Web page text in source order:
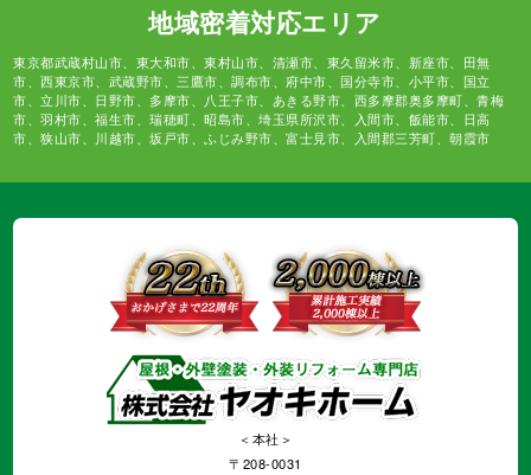
地域密着対応エリア
東京都武蔵村山市、東大和市、東村山市、清瀬市、東久留米市、新座市、田無
市、西東京市、武蔵野市、三鷹市、調布市、府中市、国分寺市、小平市、国立
市、立川市、日野市、多摩市、八王子市、あきる野市、西多摩郡奥多摩町、青梅
市、羽村市、福生市、瑞穂町、昭島市、埼玉県所沢市、入間市、飯能市、日高
市、狭山市、川越市、坂戸市、ふじみ野市、富士見市、入間郡三芳町、朝霞市
＜本社＞
〒208-0031